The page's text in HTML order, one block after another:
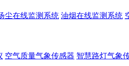
尘在线监测系统 油烟在线监测系统
空气质量气象传感器 智慧路灯气象